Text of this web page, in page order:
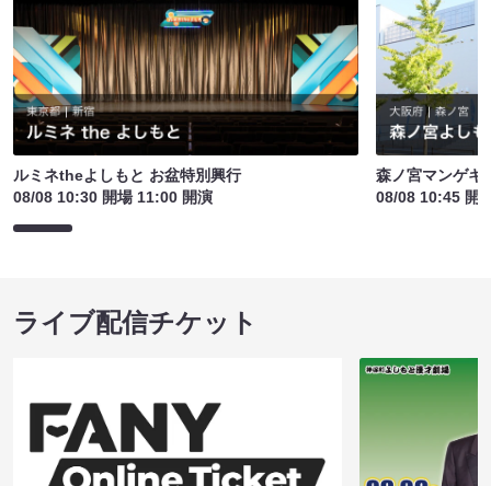
ルミネtheよしもと お盆特別興行
08/08 10:30 開場 11:00 開演
森ノ宮マンゲキ
08/08 10:45 開
ライブ配信チケット